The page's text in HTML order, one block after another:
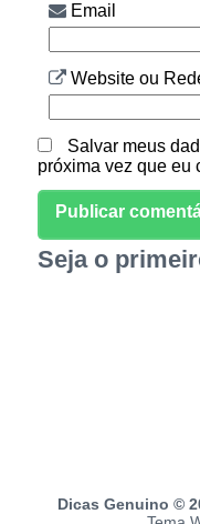
Email
Website ou
Salvar meus
próxima vez que eu
Seja o
Dicas Genuino ©